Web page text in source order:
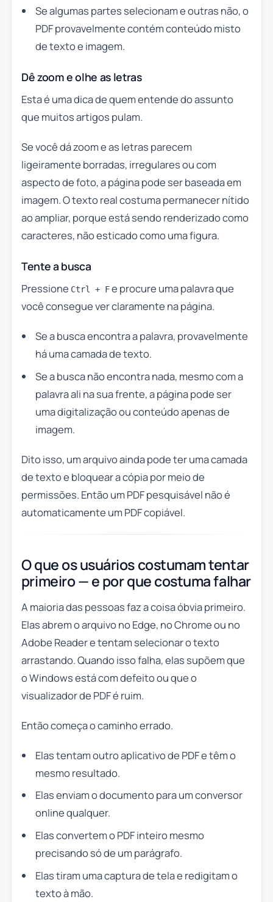
Se algumas partes selecionam e outras não, o
PDF provavelmente contém conteúdo misto
de texto e imagem.
Dê zoom e olhe as letras
Esta é uma dica de quem entende do assunto
que muitos artigos pulam.
Se você dá zoom e as letras parecem
ligeiramente borradas, irregulares ou com
aspecto de foto, a página pode ser baseada em
imagem. O texto real costuma permanecer nítido
ao ampliar, porque está sendo renderizado como
caracteres, não esticado como uma figura.
Tente a busca
Pressione Ctrl + Fe procure uma palavra que
você consegue ver claramente na página.
Se a busca encontra a palavra, provavelmente
há uma camada de texto.
Se a busca não encontra nada, mesmo com a
palavra ali na sua frente, a página pode ser
uma digitalização ou conteúdo apenas de
imagem.
Dito isso, um arquivo ainda pode ter uma camada
de texto e bloquear a cópia por meio de
permissões. Então um PDF pesquisável não é
automaticamente um PDF copiável.
O que os usuários costumam tentar
primeiro — e por que costuma falhar
A maioria das pessoas faz a coisa óbvia primeiro.
Elas abrem o arquivo no Edge, no Chrome ou no
Adobe Reader e tentam selecionar o texto
arrastando. Quando isso falha, elas supõem que
o Windows está com defeito ou que o
visualizador de PDF é ruim.
Então começa o caminho errado.
Elas tentam outro aplicativo de PDF e têm o
mesmo resultado.
Elas enviam o documento para um conversor
online qualquer.
Elas convertem o PDF inteiro mesmo
precisando só de um parágrafo.
Elas tiram uma captura de tela e redigitam o
texto à mão.